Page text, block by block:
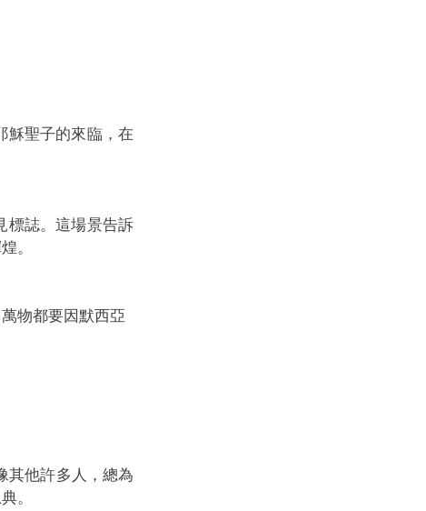
穌聖子的來臨，在
標誌。這場景告訴
。
物都要因默西亞
其他許多人，總為
。